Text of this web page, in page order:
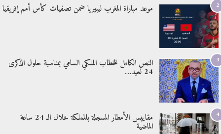
2 موعد مباراة المغرب ليبيريا ضمن تصفيات كأس أمم إفريقيا
3 النص الكامل للخطاب الملكي السامي بمناسبة حلول الذكرى
24 لعيد…
4 مقاييس الأمطار المسجلة بالمملكة خلال الـ 24 ساعة
الماضية